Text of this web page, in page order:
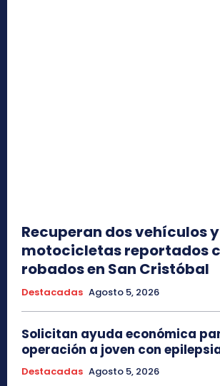
Recuperan dos vehículos
motocicletas reportados
robados en San Cristóbal
Destacadas Agosto 5, 2026
Solicitan ayuda económica
operación a joven con
Destacadas Agosto 5, 2026